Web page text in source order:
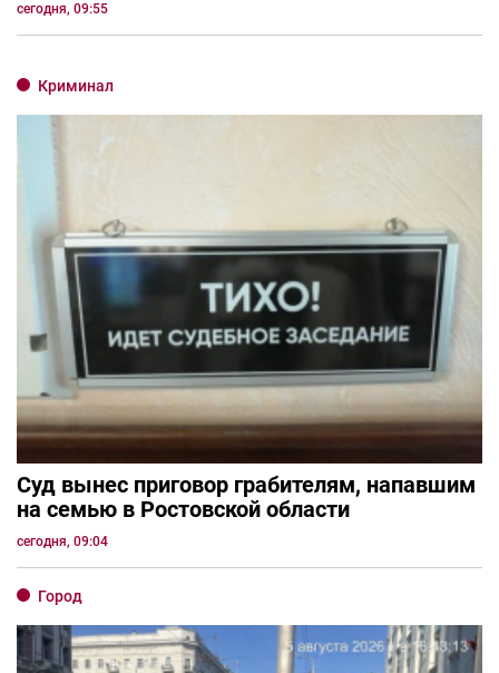
сегодня, 09:55
Криминал
Суд вынес приговор грабителям, напавшим
на семью в Ростовской области
сегодня, 09:04
Город